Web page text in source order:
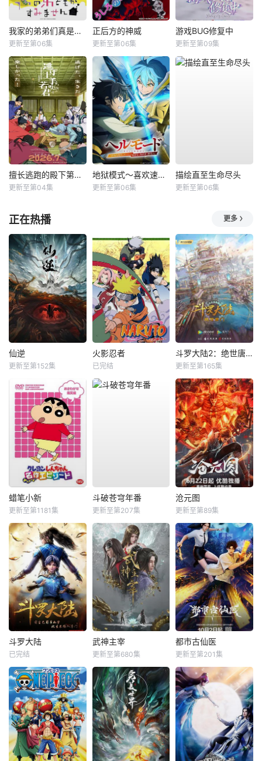
我家的弟弟们真是让您费心了
更新至第06集
正后方的神威
更新至第06集
游戏BUG修复中
更新至第09集
擅长逃跑的殿下第二季
更新至第04集
地狱模式～喜欢速通游戏的玩家在废设定异世界无双～第2季
更新至第06集
描绘直至生命尽头
更新至第06集
正在热播 更多
仙逆
更新至第152集
火影忍者
已完结
斗罗大陆2：绝世唐门
更新至第165集
蜡笔小新
更新至第1181集
斗破苍穹年番
更新至第207集
沧元图
更新至第89集
斗罗大陆
已完结
武神主宰
更新至第680集
都市古仙医
更新至第201集